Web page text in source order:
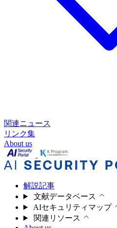
関連ニュース
リンク集
About us
解説記事
文献データベース
AIセキュリティマップ
関連リソース